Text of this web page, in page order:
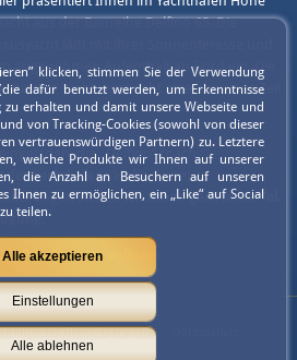
aus der Baureihe Delfino 65. Die
lädt mit ihrer Sonnenterasse und
angenehmen Aufenthalt an Bord ein. Die
Yacht verspricht eine luxuriöse Zeit
die „Delfino“ (nach
des Yachthafens Hohe Düne) zu
stehen wir Ihnen gern unterTel.
2010 |alle News auflisten
klicken, stimmen Sie der Verwendung
dafür benutzt werden, um Erkenntnisse
zu erhalten und damit unsere Webseite und
von Tracking-Cookies (sowohl von dieser
vertrauenswürdigen Partnern) zu. Letztere
welche Produkte wir Ihnen auf unserer
die Anzahl an Besuchern auf unseren
Ihnen zu ermöglichen, ein „Like“ auf Social
teilen.
Alle akzeptieren
Einstellungen
Alle ablehnen